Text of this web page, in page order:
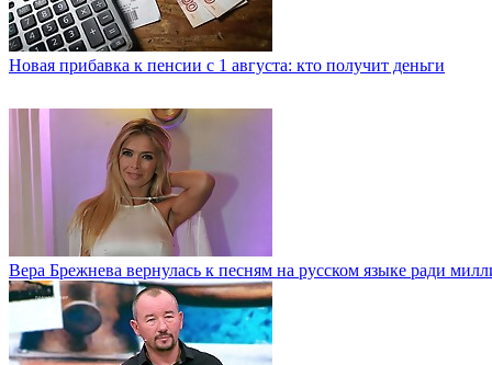
Новая прибавка к пенсии с 1 августа: кто получит деньги
Вера Брежнева вернулась к песням на русском языке ради